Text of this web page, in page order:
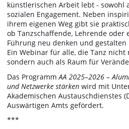
künstlerischen Arbeit lebt - sowohl
sozialen Engagement. Neben
ihrem eigenen Weg gibt sie
ob Tanzschaffende, Lehrende oder
Führung neu denken und gestalten
Ein Webinar für alle, die Tanz
sondern auch als Raum für
Das Programm AA 2025–2026 –
und Netzwerke stärken wird mit
Akademischen Austauschdienstes
Auswärtigen Amts gefördert.
***